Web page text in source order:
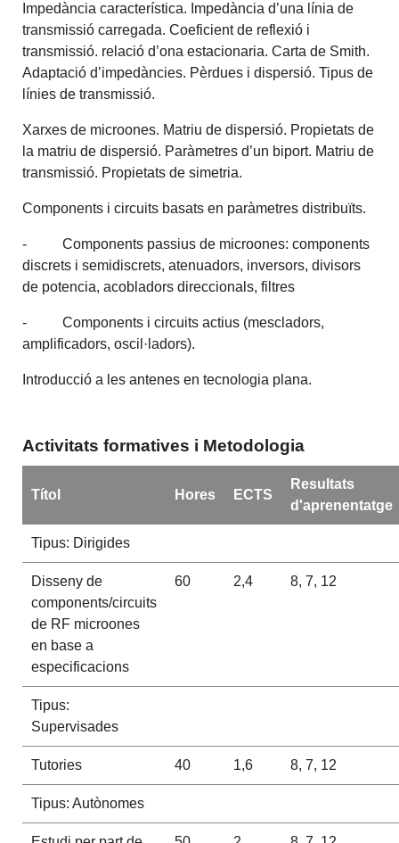
Impedància característica. Impedància d’una línia de
transmissió carregada. Coeficient de reflexió i
transmissió. relació d’ona estacionaria. Carta de Smith.
Adaptació d’impedàncies. Pèrdues i dispersió. Tipus de
línies de transmissió.
Xarxes de microones. Matriu de dispersió. Propietats de
la matriu de dispersió. Paràmetres d’un biport. Matriu de
transmissió. Propietats de simetria.
Components i circuits basats en paràmetres distribuïts.
- Components passius de microones: components
discrets i semidiscrets, atenuadors, inversors, divisors
de potencia, acobladors direccionals, filtres
- Components i circuits actius (mescladors,
amplificadors, oscil·ladors).
Introducció a les antenes en tecnologia plana.
Activitats formatives i Metodologia
Títol Hores ECTS
Resultats
d'aprenentatge
Tipus: Dirigides
Disseny de
components/circuits
de RF microones
en base a
especificacions
60 2,4 8, 7, 12
Tipus:
Supervisades
Tutories 40 1,6 8, 7, 12
Tipus: Autònomes